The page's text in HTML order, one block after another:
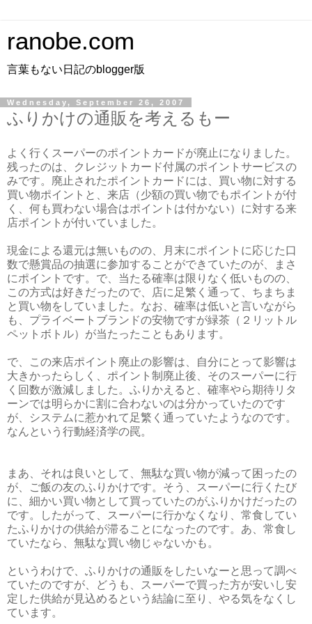
ranobe.com
言葉もない日記のblogger版
Wednesday, September 26, 2007
ふりかけの通販を考えるもー
よく行くスーパーのポイントカードが廃止になりました。
残ったのは、クレジットカード付属のポイントサービスの
みです。廃止されたポイントカードには、買い物に対する
買い物ポイントと、来店（少額の買い物でもポイントが付
く、何も買わない場合はポイントは付かない）に対する来
店ポイントが付いていました。
現金による還元は無いものの、月末にポイントに応じた口
数で懸賞品の抽選に参加することができていたのが、まさ
にポイントです。で、当たる確率は限りなく低いものの、
この方式は好きだったので、店に足繁く通って、ちまちま
と買い物をしていました。なお、確率は低いと言いながら
も、プライベートブランドの安物ですが緑茶（２リットル
ペットボトル）が当たったこともあります。
で、この来店ポイント廃止の影響は、自分にとって影響は
大きかったらしく、ポイント制廃止後、そのスーパーに行
く回数が激減しました。ふりかえると、確率やら期待リタ
ーンでは明らかに割に合わないのは分かっていたのです
が、システムに惹かれて足繁く通っていたようなのです。
なんという行動経済学の罠。
まあ、それは良いとして、無駄な買い物が減って困ったの
が、ご飯の友のふりかけです。そう、スーパーに行くたび
に、細かい買い物として買っていたのがふりかけだったの
です。したがって、スーパーに行かなくなり、常食してい
たふりかけの供給が滞ることになったのです。あ、常食し
ていたなら、無駄な買い物じゃないかも。
というわけで、ふりかけの通販をしたいなーと思って調べ
ていたのですが、どうも、スーパーで買った方が安いし安
定した供給が見込めるという結論に至り、やる気をなくし
ています。